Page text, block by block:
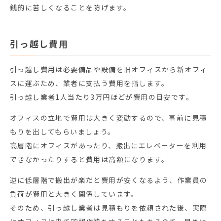
銭的に苦しくなることを防げます。
引っ越し費用
引っ越し費用は必要備品や設備を旧オフィスから新オフィ
スに運ぶため、業者に支払う費用を指します。
引っ越し業者1人当たり3万円ほどが費用の目安です。
オフィスの立地で費用は大きく変動するので、事前に見積
もりを出してもらいましょう。
高層階にオフィスがあったり、搬出にエレベーターを利用
できなかったりすると費用は高額になります。
逆に低層階で搬出が楽だと費用が安くなるよう、作業員の
負荷が費用と大きく関係しています。
そのため、引っ越し業者は見積もりを依頼された後、実際